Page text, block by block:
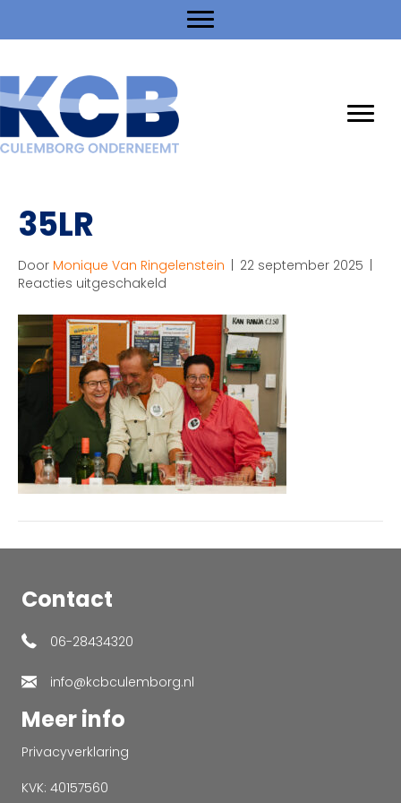
35LR
Door Monique Van Ringelenstein | 22 september 2025 |
Reacties uitgeschakeld
Contact
06-28434320
info@kcbculemborg.nl
Meer info
Privacyverklaring
KVK: 40157560